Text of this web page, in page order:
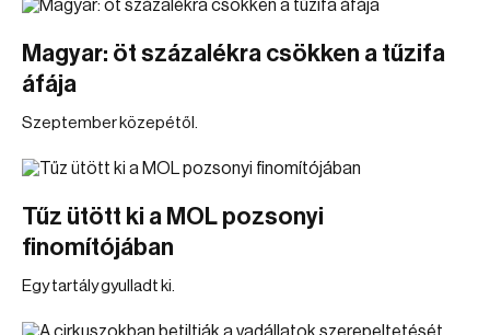
Magyar: öt százalékra csökken a tűzifa
áfája
Szeptember közepétől.
Tűz ütött ki a MOL pozsonyi
finomítójában
Egy tartály gyulladt ki.